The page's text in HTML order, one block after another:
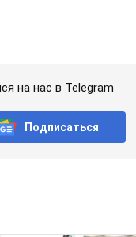
на нас в Telegram
Подписаться